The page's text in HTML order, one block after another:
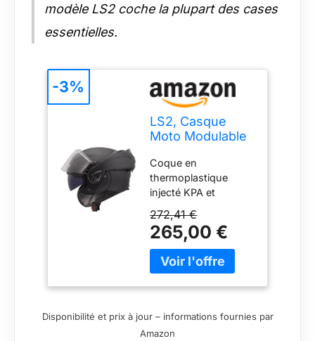
modèle LS2 coche la plupart des cases
essentielles.
LS2, Casque
Moto Modulable
Matt Black, L
Coque en
thermoplastique
injecté KPA et
carbone 6K /
Doublure EPS Multi-
densité /
Mentonnière
libération d'urgence /
272,41 €
265,00 €
-3%
Disponibilité et prix à jour – informations fournies par
Amazon